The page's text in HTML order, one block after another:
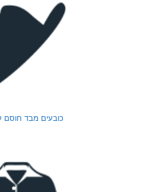
כובעים מבד חוסם קרינת רדיו